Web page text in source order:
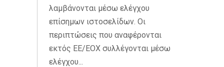
λαμβάνονται μέσω ελέγχου
επίσημων ιστοσελίδων. Οι
περιπτώσεις που αναφέρονται
εκτός ΕΕ/ΕΟΧ συλλέγονται μέσω
ελέγχου...